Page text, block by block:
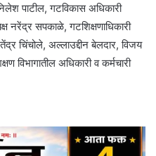
पाटील, गटविकास अधिकारी
नरेंद्र सपकाळे, गटशिक्षणाधिकारी
चिंचोले, अल्लाउद्दीन बेलदार, विजय
विभागातील अधिकारी व कर्मचारी